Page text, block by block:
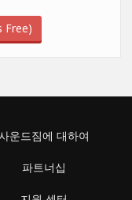
Free)
운드짐에 대하여
파트너십